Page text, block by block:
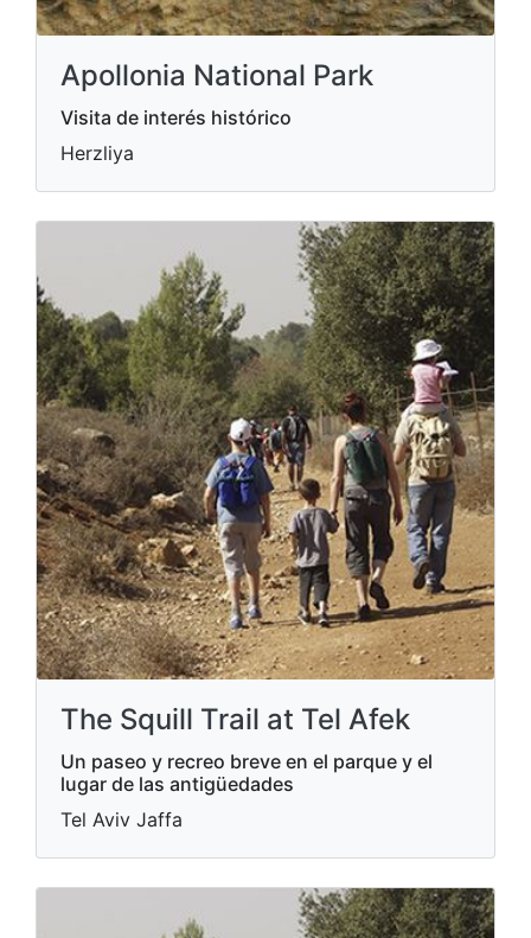
Apollonia National Park
Visita de interés histórico
Herzliya
The Squill Trail at Tel Afek
Un paseo y recreo breve en el parque y el
lugar de las antigüedades
Tel Aviv Jaffa